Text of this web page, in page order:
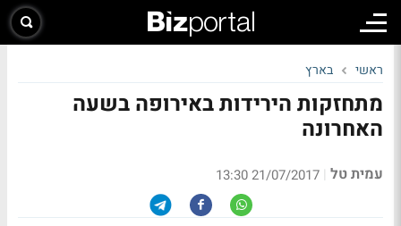
ראשי בארץ
מתחזקות הירידות באירופה בשעה
האחרונה
עמית טל |
21/07/2017 13:30